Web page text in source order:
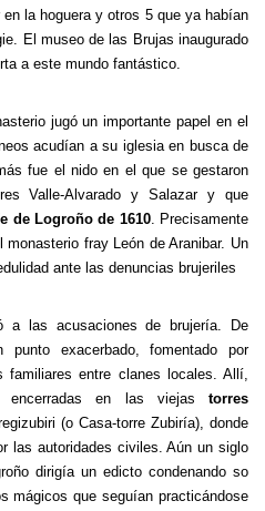
la hoguera y otros 5 que ya habían
El museo de las Brujas inaugurado
a este mundo fantástico.
jugó un importante papel en el
acudían a su iglesia en busca de
fue el nido en el que se gestaron
Valle-Alvarado y Salazar y que
de Logroño de 1610. Precisamente
fray León de Aranibar. Un
ante las denuncias brujeriles
a las acusaciones de brujería. De
exacerbado, fomentado por
familiares entre clanes locales. Allí,
encerradas en las viejas torres
(o Casa-torre Zubiría), donde
las autoridades civiles. Aún un siglo
dirigía un edicto condenando so
mágicos que seguían practicándose